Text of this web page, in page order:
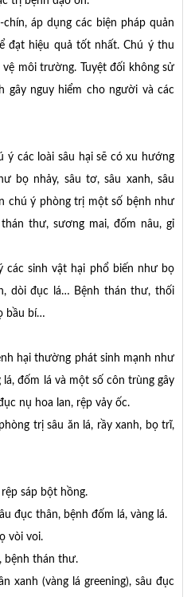
áp dụng các biện pháp quản
đạt hiệu quả tốt nhất. Chú ý thu
môi trường. Tuyệt đối không sử
gây nguy hiểm cho người và các
ý các loài sâu hại sẽ có xu hướng
bọ nhảy, sâu tơ, sâu xanh, sâu
chú ý phòng trị một số bệnh như
thư, sương mai, đốm nâu, gỉ
các sinh vật hại phổ biến như bọ
dòi đục lá… Bệnh thán thư, thối
bầu bí…
hại thường phát sinh mạnh như
đốm lá và một số côn trùng gây
nụ hoa lan, rệp vảy ốc.
trị sâu ăn lá, rầy xanh, bọ trĩ,
sáp bột hồng.
đục thân, bệnh đốm lá, vàng lá.
vòi voi.
bệnh thán thư.
xanh (vàng lá greening), sâu đục